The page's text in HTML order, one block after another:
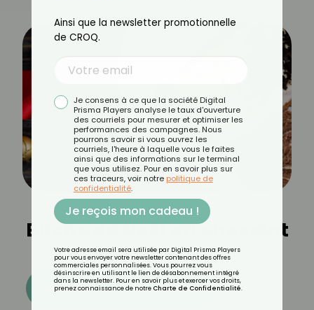
Bûche de Noël au chocolat
Découvrez les 11 menus CROQ
Ainsi que la newsletter promotionnelle
de CROQ.
Je consens à ce que la société Digital
Prisma Players analyse le taux d'ouverture
des courriels pour mesurer et optimiser les
performances des campagnes. Nous
pourrons savoir si vous ouvrez les
courriels, l'heure à laquelle vous le faites
ainsi que des informations sur le terminal
que vous utilisez. Pour en savoir plus sur
ces traceurs, voir notre politique de
confidentialité.
Je reçois mon cadeau !
Votre adresse email sera utilisée par Digital Prisma Players
pour vous envoyer votre newsletter contenant des offres
commerciales personnalisées. Vous pourrez vous
désinscrire en utilisant le lien de désabonnement intégré
dans la newsletter. Pour en savoir plus et exercer vos droits,
prenez connaissance de notre Charte de Confidentialité.